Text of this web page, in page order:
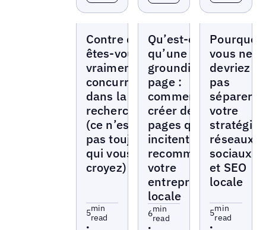
Contre qui
êtes-vous
vraiment en
concurrence
dans la
recherche
(ce n’est
pas toujours
qui vous
croyez) ?
5min
read
•
Qu’est-ce
qu’une
grounding
page :
comment
créer des
pages qui
incitent l’IA à
recommander
votre
entreprise
locale
6min
read
•
Pourquoi
vous ne
devriez
pas
séparer
votre
stratégie
réseaux
sociaux
et SEO
locale
5min
read
•